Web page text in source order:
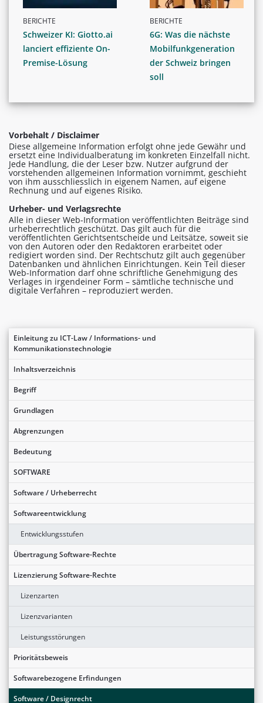
Einleitung zu ICT-Law / Informations- und
Kommunikationstechnologie
Inhaltsverzeichnis
Begriff
Grundlagen
Abgrenzungen
Bedeutung
SOFTWARE
Software / Urheberrecht
Softwareentwicklung
Entwicklungsstufen
Übertragung Software-Rechte
Lizenzierung Software-Rechte
Lizenzarten
Lizenzvarianten
Leistungsstörungen
Prioritätsbeweis
Softwarebezogene Erfindungen
Software / Designrecht
BERICHTE
Schweizer KI: Giotto.ai
lanciert effiziente On-
Premise-Lösung
BERICHTE
6G: Was die nächste
Mobilfunkgeneration
der Schweiz bringen
soll
Vorbehalt / Disclaimer
Diese allgemeine Information erfolgt ohne jede Gewähr und
ersetzt eine Individualberatung im konkreten Einzelfall nicht.
Jede Handlung, die der Leser bzw. Nutzer aufgrund der
vorstehenden allgemeinen Information vornimmt, geschieht
von ihm ausschliesslich in eigenem Namen, auf eigene
Rechnung und auf eigenes Risiko.
Urheber- und Verlagsrechte
Alle in dieser Web-Information veröffentlichten Beiträge sind
urheberrechtlich geschützt. Das gilt auch für die
veröffentlichten Gerichtsentscheide und Leitsätze, soweit sie
von den Autoren oder den Redaktoren erarbeitet oder
redigiert worden sind. Der Rechtschutz gilt auch gegenüber
Datenbanken und ähnlichen Einrichtungen. Kein Teil dieser
Web-Information darf ohne schriftliche Genehmigung des
Verlages in irgendeiner Form – sämtliche technische und
digitale Verfahren – reproduziert werden.